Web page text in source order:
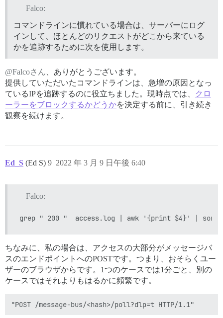
Falco:
コマンドラインに慣れている場合は、サーバーにログ
インして、ほとんどのリクエストがどこから来ている
かを追跡するために次を使用します。
@Falcoさん 、ありがとうございます。
提供していただいたコマンドラインは、急増の原因となっ
ているIPを追跡するのに役立ちました。現時点では、
クロ
ーラーをブロックするかどうかを決定する前に、引き続き
観察を続けます。
Ed_S (Ed S) 2022 年 3 月 9 日午後 6:40
9
Falco:
ちなみに、私の場合は、アクセスの大部分がメッセージバ
スのエンドポイントへのPOSTです。つまり、おそらくユー
ザーのブラウザからです。1つのケースでは1分ごと、別の
ケースではそれよりもはるかに頻繁です。